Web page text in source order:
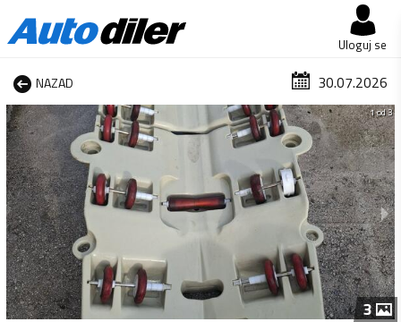
Uloguj se
NAZAD 30.07.2026
1 od 3
3